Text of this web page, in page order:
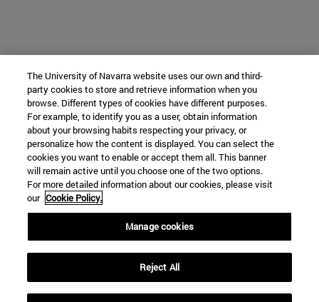
The University of Navarra website uses our own and third-
party cookies to store and retrieve information when you
browse. Different types of cookies have different purposes.
For example, to identify you as a user, obtain information
about your browsing habits respecting your privacy, or
personalize how the content is displayed. You can select the
cookies you want to enable or accept them all. This banner
will remain active until you choose one of the two options.
For more detailed information about our cookies, please visit
our Cookie Policy.
Manage cookies
Reject All